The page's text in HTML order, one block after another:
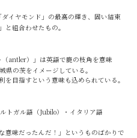
「ダイヤモンド」の最高の輝き、固い結束
と組合わせたもの。
antler）」は英語で鹿の枝角を意味
県の茨をイメージしている。
目指すという意味も込められている。
トガル語（Jubilo）・イタリア語
意味だったんだ！」というものばかりで